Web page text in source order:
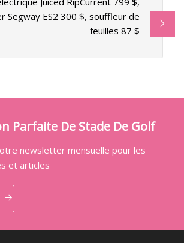
Segway ES2 300 $, souffleur de
feuilles 87 $
Parfaite De Stade De Golf
newsletter mensuelle pour les
et articles